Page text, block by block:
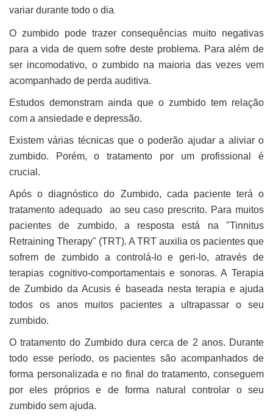
variar durante todo o dia.
O zumbido pode trazer consequências muito negativas
para a vida de quem sofre deste problema. Para além de
ser incomodativo, o zumbido na maioria das vezes vem
acompanhado de perda auditiva.
Estudos demonstram ainda que o zumbido tem relação
com a ansiedade e depressão.
Existem várias técnicas que o poderão ajudar a aliviar o
zumbido. Porém, o tratamento por um profissional é
crucial.
Após o diagnóstico do Zumbido, cada paciente terá o
tratamento adequado ao seu caso prescrito. Para muitos
pacientes de zumbido, a resposta está na "Tinnitus
Retraining Therapy" (TRT). A TRT auxilia os pacientes que
sofrem de zumbido a controlá-lo e geri-lo, através de
terapias cognitivo-comportamentais e sonoras. A Terapia
de Zumbido da Acusis é baseada nesta terapia e ajuda
todos os anos muitos pacientes a ultrapassar o seu
zumbido.
O tratamento do Zumbido dura cerca de 2 anos. Durante
todo esse período, os pacientes são acompanhados de
forma personalizada e no final do tratamento, conseguem
por eles próprios e de forma natural controlar o seu
zumbido sem ajuda.